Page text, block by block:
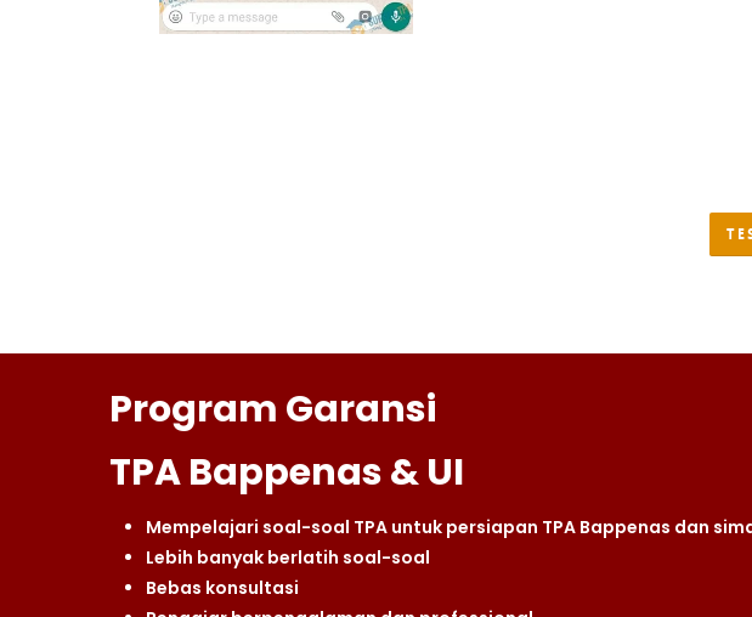
Program Garansi
TPA Bappenas & UI
Mempelajari soal-soal TPA untuk persiapan TPA Bappenas dan
Lebih banyak berlatih soal-soal
Bebas konsultasi